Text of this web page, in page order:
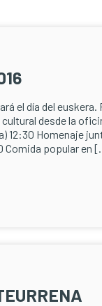
el día del
desde la
12:30 Homenaje
Comida popular en